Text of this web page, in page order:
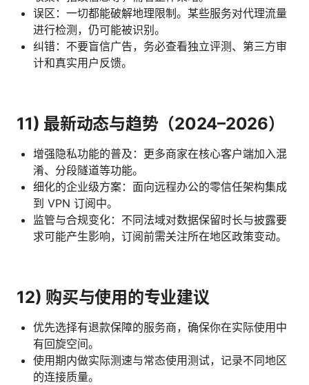
误区：一切都能破解地理限制。某些服务对代理流量
进行检测，仍可能被识别。
纠错：不要盲信广告，务必查看独立评测、第三方审
计和真实用户反馈。
11) 最新动态与趋势（2024–2026）
增强隐私功能的普及：更多商家在核心客户端加入混
淆、分段隧道等功能。
细化的企业级方案：面向远程办公的零信任架构集成
到 VPN 订阅中。
监管与合规变化：不同法域对数据保留时长与披露要
求可能产生影响，订阅前需关注所在地区政策变动。
12) 购买与使用的专业建议
优先选择有退款保障的服务商，确保你在实际使用中
有回旋空间。
使用期内做实际测速与常态使用测试，记录不同地区
的连接质量。